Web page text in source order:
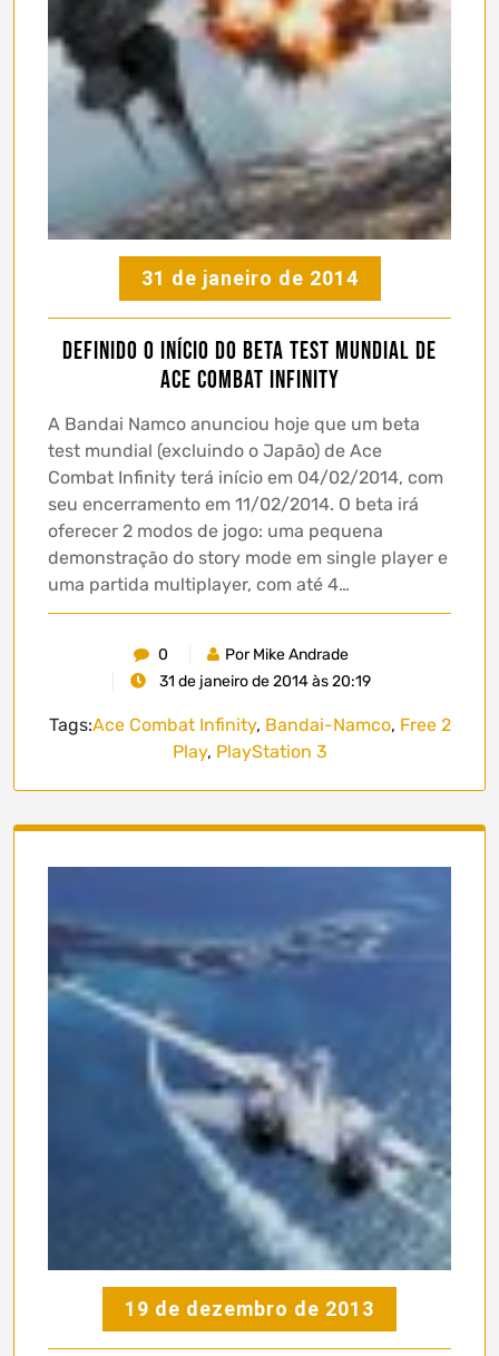
31 de janeiro de 2014
Definido o início do beta test mundial de
Ace Combat Infinity
A Bandai Namco anunciou hoje que um beta
test mundial (excluindo o Japão) de Ace
Combat Infinity terá início em 04/02/2014, com
seu encerramento em 11/02/2014. O beta irá
oferecer 2 modos de jogo: uma pequena
demonstração do story mode em single player e
uma partida multiplayer, com até 4…
0
Por Mike Andrade
31 de janeiro de 2014 às 20:19
Tags:Ace Combat Infinity, Bandai-Namco, Free 2
Play, PlayStation 3
19 de dezembro de 2013